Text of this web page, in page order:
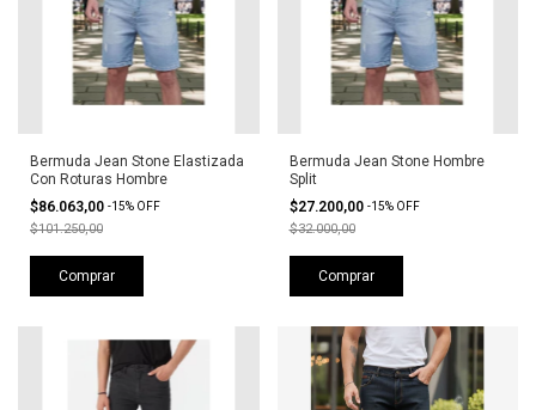
Bermuda Jean Stone Elastizada
Con Roturas Hombre
$86.063,00 -15% OFF
$101.250,00
Comprar
Bermuda Jean Stone Hombre
Split
$27.200,00 -15% OFF
$32.000,00
Comprar